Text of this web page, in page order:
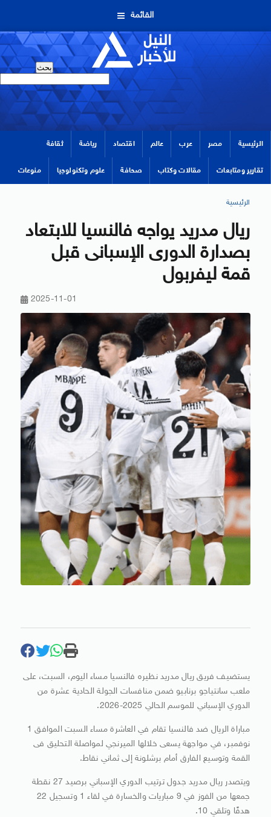
القائمة
الرئيسية مصر عرب عالم اقتصاد رياضة ثقافة
تقارير ومتابعات مقالات وكتاب صحافة علوم وتكنولوجيا منوعات
الرئيسية
ريال مدريد يواجه فالنسيا للابتعاد
بصدارة الدورى الإسبانى قبل
قمة ليفربول
2025-11-01
يستضيف فريق ريال مدريد نظيره فالنسيا مساء اليوم، السبت، على
ملعب سانتياجو برنابيو ضمن منافسات الجولة الحادية عشرة من
الدوري الإسباني للموسم الحالي 2025-2026.
مباراة الريال ضد فالنسيا تقام في العاشرة مساء السبت الموافق 1
نوفمبر، في مواجهة يسعى خلالها الميرنجي لمواصلة التحليق فى
القمة وتوسيع الفارق أمام برشلونة إلى ثماني نقاط.
ويتصدر ريال مدريد جدول ترتيب الدوري الإسباني برصيد 27 نقطة
جمعها من الفوز في 9 مباريات والخسارة في لقاء 1 وتسجيل 22
هدفًا وتلقي 10.